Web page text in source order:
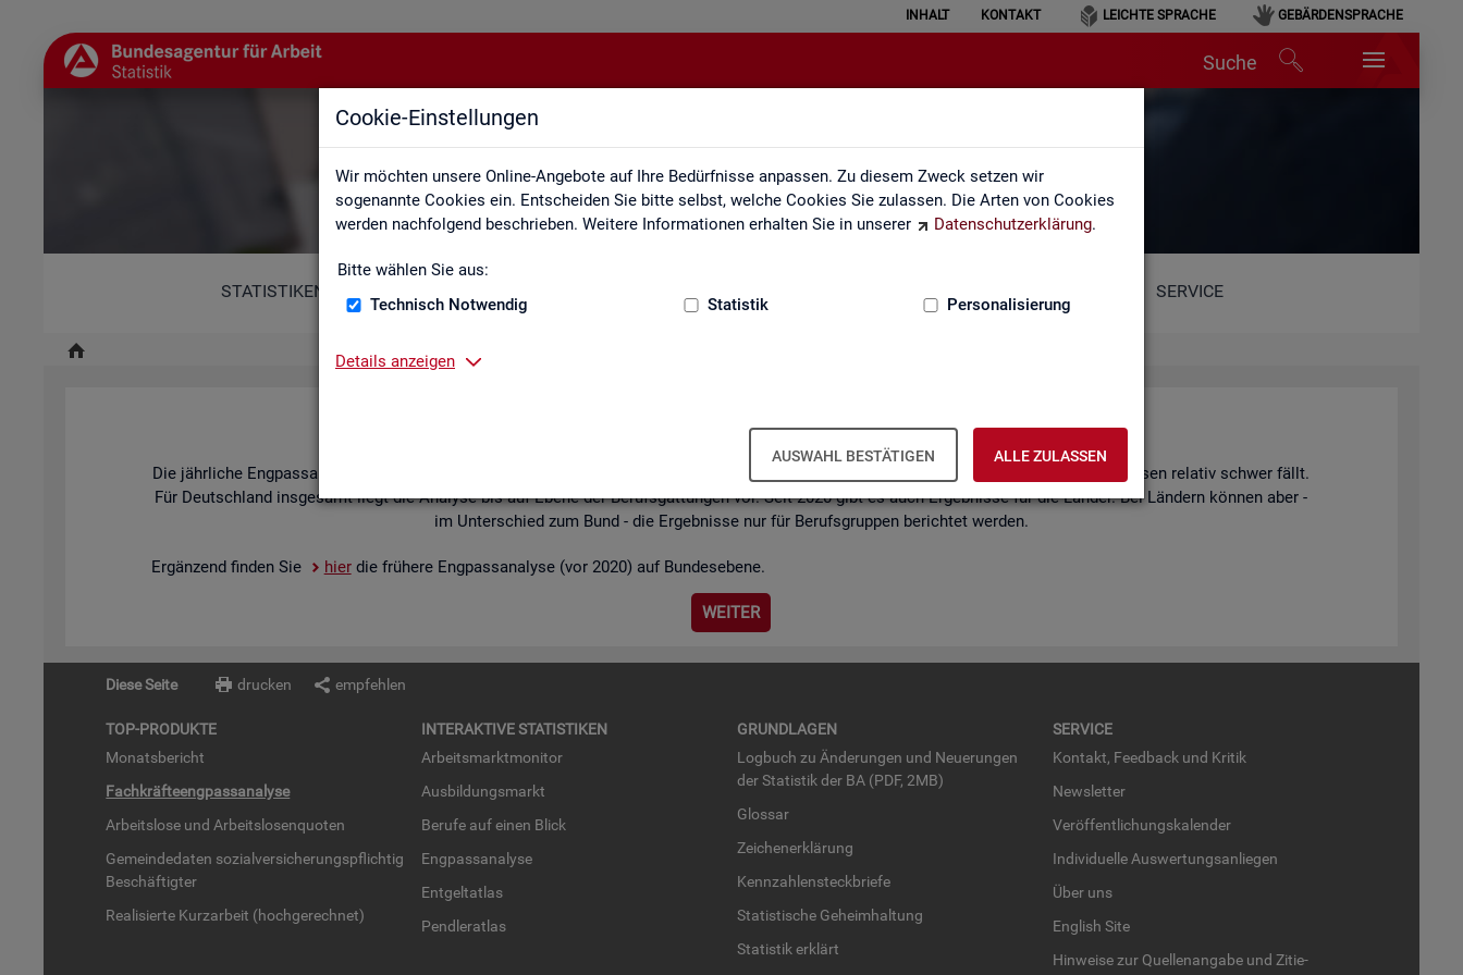
Cookie-Einstellungen
Wir möchten unsere Online-Angebote auf Ihre Bedürfnisse anpassen. Zu diesem Zweck setzen wir
sogenannte Cookies ein. Entscheiden Sie bitte selbst, welche Cookies Sie zulassen. Die Arten von Cookies
werden nachfolgend beschrieben. Weitere Informationen erhalten Sie in unserer
Datenschutzerklärung.
Bitte wählen Sie aus:
Technisch Notwendig
Statistik Personalisierung
Details anzeigen
AUSWAHL BESTÄTIGEN ALLE ZULASSEN
INHALT KONTAKT LEICHTE SPRACHE GEBÄRDENSPRACHE
Suche
Fachkräfteengpassanalyse
STATISTIKEN SERVICE
Fach­kräf­te­eng­pass­ana­ly­se (inkl. Da­ten­an­hang)
Die jähr­li­che Eng­pass­ana­ly­se der BA stellt dar, in wel­chen Be­ru­fen die Be­set­zung von ge­mel­de­ten Stel­len auf­grund von Fach­kräf­te­eng­päs­sen re­la­tiv schwer fällt.
Für Deutsch­land ins­ge­samt liegt die Ana­ly­se bis auf Ebene der Be­rufs­gat­tun­gen vor. Seit 2020 gibt es auch Er­geb­nis­se für die Län­der. Bei Län­dern kön­nen aber -
im Un­ter­schied zum Bund - die Er­geb­nis­se nur für Be­rufs­grup­pen be­rich­tet wer­den.
Er­gän­zend fin­den Sie hierdie frü­he­re Eng­pass­ana­ly­se (vor 2020) auf Bun­des­ebe­ne.
WEI­TER
Diese Seite drucken empfehlen
TOP-PRO­DUK­TE
Mo­nats­be­richt
Fach­kräf­te­eng­pass­ana­ly­se
Ar­beits­lo­se und Ar­beits­lo­sen­quo­ten
Ge­mein­de­da­ten so­zi­al­ver­si­che­rungs­pflich­tig
Be­schäf­tig­ter
Rea­li­sier­te Kurz­ar­beit (hoch­ge­rech­net)
IN­TER­AK­TI­VE STA­TIS­TI­KEN
Ar­beits­markt­mo­ni­tor
Aus­bil­dungs­markt
Be­ru­fe auf einen Blick
Eng­pass­ana­ly­se
Ent­gel­t­at­las
Pend­ler­at­las
GRUND­LA­GEN
Log­buch zu Än­de­run­gen und Neue­run­gen
der Sta­tis­tik der BA (PDF, 2MB)
Glos­sar
Zei­chen­er­klä­rung
Kenn­zah­len­steck­brie­fe
Sta­tis­ti­sche Ge­heim­hal­tung
Sta­tis­tik er­klärt
SER­VICE
Kon­takt, Feed­back und Kri­tik
News­let­ter
Ver­öf­fent­li­chungs­ka­len­der
In­di­vi­du­el­le Aus­wer­tungs­an­lie­gen
Über uns
English Site
Hin­wei­se zur Quel­len­an­ga­be und Zi­tie­